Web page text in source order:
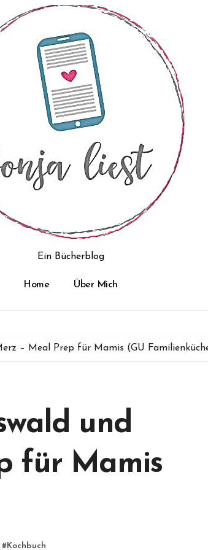
Ein Bücherblog
Home Über Mich
– Meal Prep für Mamis (GU
und
für Mamis
#Kochbuch